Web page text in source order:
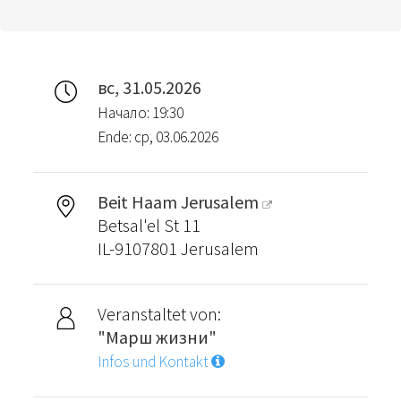
вс, 31.05.2026
Начало: 19:30
Ende: ср, 03.06.2026
Beit Haam Jerusalem
Betsal'el St 11
IL-9107801 Jerusalem
Veranstaltet von:
"Марш жизни"
Infos und Kontakt